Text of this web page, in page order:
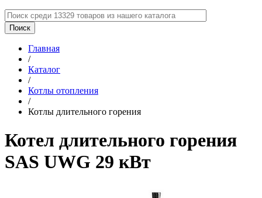
Главная
/
Каталог
/
Котлы отопления
/
Котлы длительного горения
Котел длительного горения
SAS UWG 29 кВт